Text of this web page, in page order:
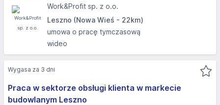
Work&Profit sp. z o.o.
Leszno (Nowa Wieś - 22km)
umowa o pracę tymczasową
wideo
Praca w sektorze obsługi klienta w markecie
budowlanym Leszno
Wygasa za 3 dni